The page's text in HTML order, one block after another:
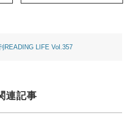
READING LIFE Vol.357
連記事